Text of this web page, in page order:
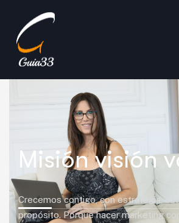
Misión visión
Crecemos contigo, con estrategia,
propósito. Porque hacer marketing